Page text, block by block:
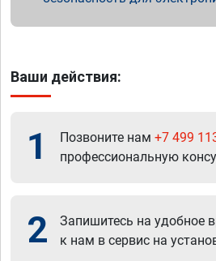
Ваши действия:
1 Позвоните нам +7 499
профессиональную
2
Запишитесь на удобное
к нам в сервис на